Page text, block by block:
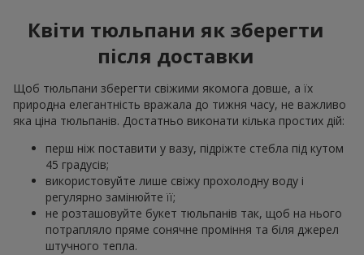
Квіти тюльпани як зберегти
після доставки
Щоб тюльпани зберегти свіжими якомога довше, а їх
природна елегантність вражала до тижня часу, не важливо
яка ціна тюльпанів. Достатньо виконати кілька простих дій:
перш ніж поставити у вазу, підріжте стебла під кутом
45 градусів;
використовуйте лише свіжу прохолодну воду і
регулярно замінюйте її;
не розташовуйте букет тюльпанів так, щоб на нього
потрапляло пряме сонячне проміння та біля джерел
штучного тепла.